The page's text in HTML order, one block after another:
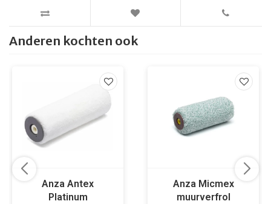
Anderen kochten ook
Anza Antex
Platinum
Anza Micmex
muurverfrol